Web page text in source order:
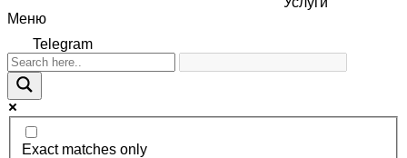
Меню
Telegram
Exact matches only